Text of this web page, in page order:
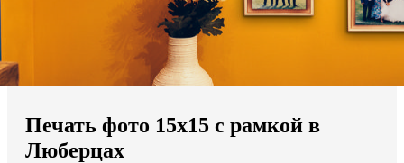
Мы доставляем по всему миру
Продолжить без города
Печать фото 15х15 с рамкой в
Люберцах